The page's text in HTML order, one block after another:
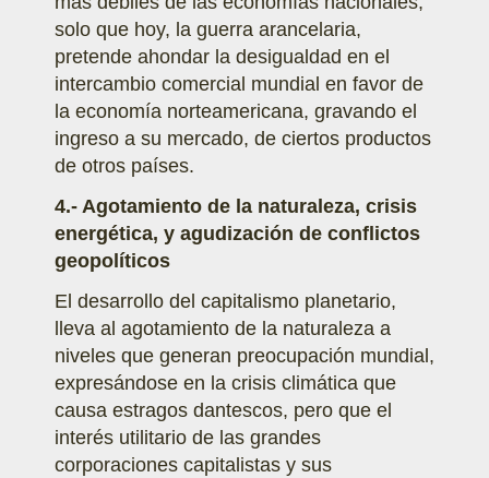
solo que hoy, la guerra arancelaria,
pretende ahondar la desigualdad en el
intercambio comercial mundial en favor de
la economía norteamericana, gravando el
ingreso a su mercado, de ciertos productos
de otros países.
4.- Agotamiento de la naturaleza, crisis
energética, y agudización de conflictos
geopolíticos
El desarrollo del capitalismo planetario,
lleva al agotamiento de la naturaleza a
niveles que generan preocupación mundial,
expresándose en la crisis climática que
causa estragos dantescos, pero que el
interés utilitario de las grandes
corporaciones capitalistas y sus